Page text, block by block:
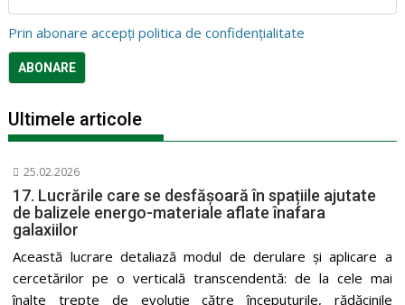
Prin abonare accepți politica de confidențialitate
Ultimele articole
25.02.2026
17. Lucrările care se desfășoară în spațiile ajutate
de balizele energo-materiale aflate înafara
galaxiilor
Această lucrare detaliază modul de derulare și aplicare a
cercetărilor pe o verticală transcendentă: de la cele mai
înalte trepte de evoluție către începuturile, rădăcinile